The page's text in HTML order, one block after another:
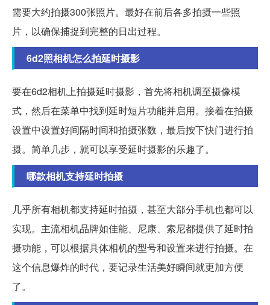
需要大约拍摄300张照片。最好在前后各多拍摄一些照
片，以确保捕捉到完整的日出过程。
6d2照相机怎么拍延时摄影
要在6d2相机上拍摄延时摄影，首先将相机调至摄像模
式，然后在菜单中找到延时短片功能并启用。接着在拍摄
设置中设置好间隔时间和拍摄张数，最后按下快门进行拍
摄。简单几步，就可以享受延时摄影的乐趣了。
哪款相机支持延时拍摄
几乎所有相机都支持延时拍摄，甚至大部分手机也都可以
实现。主流相机品牌如佳能、尼康、索尼都提供了延时拍
摄功能，可以根据具体相机的型号和设置来进行拍摄。在
这个信息爆炸的时代，要记录生活美好瞬间就更加方便
了。